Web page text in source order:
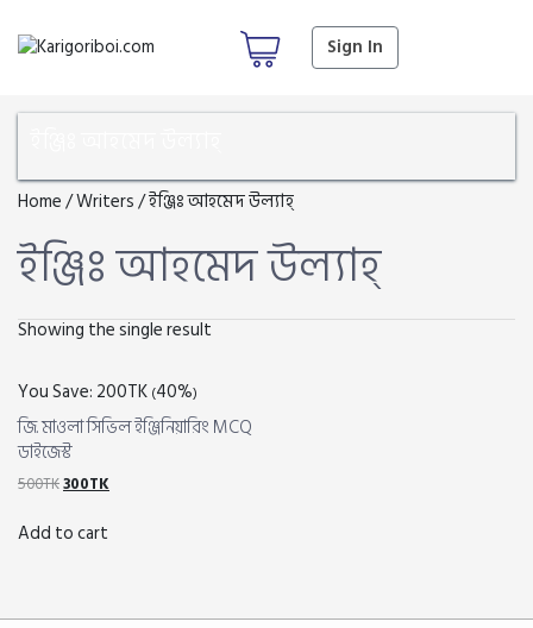
Sign In
Home/ Writers / ইঞ্জিঃ আহমেদ উল্যাহ্
ইঞ্জিঃ আহমেদ উল্যাহ্
Showing the single result
You Save: 200TK (40%)
জি. মাওলা সিভিল ইঞ্জিনিয়ারিং MCQ
ডাইজেস্ট
500TKOriginal
was:
300TKCurrent
Add to cart